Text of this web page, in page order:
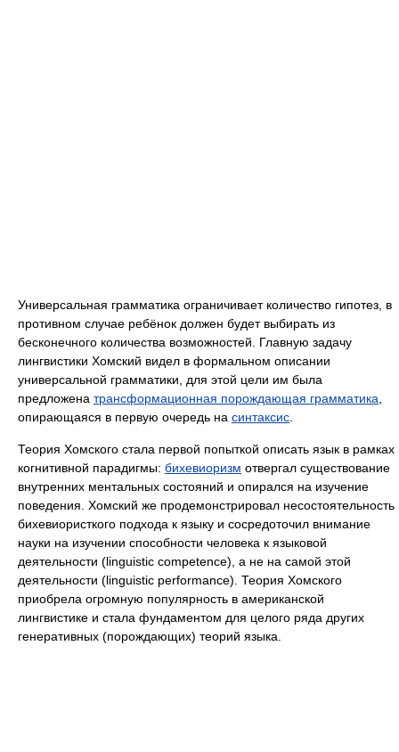
Универсальная грамматика ограничивает количество гипотез, в
противном случае ребёнок должен будет выбирать из
бесконечного количества возможностей. Главную задачу
лингвистики Хомский видел в формальном описании
универсальной грамматики, для этой цели им была
предложена трансформационная порождающая грамматика
опирающаяся в первую очередь на синтаксис
Теория Хомского стала первой попыткой описать язык в рамках
когнитивной парадигмы: бихевиоризм отвергал существование
внутренних ментальных состояний и опирался на изучение
поведения. Хомский же продемонстрировал несостоятельность
бихевиористкого подхода к языку и сосредоточил внимание
науки на изучении способности человека к языковой
деятельности (linguistic competence), а не на самой этой
деятельности (linguistic performance). Теория Хомского
приобрела огромную популярность в американской
лингвистике и стала фундаментом для целого ряда других
генеративных (порождающих) теорий языка.